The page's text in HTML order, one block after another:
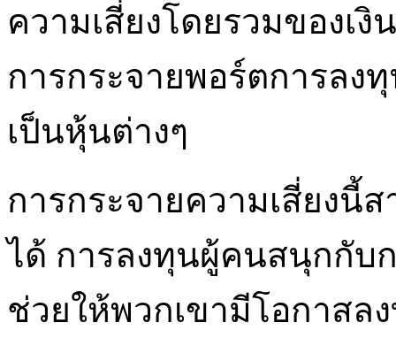
ความเสี่ยงโดยรวมของเ
การกระจายพอร์ตการลง
เป็นหุ้นต่างๆ
การกระจายความเสี่ยงนี้
ได้ การลงทุนผู้คนสนุกกับ
ช่วยให้พวกเขามีโอกาสล